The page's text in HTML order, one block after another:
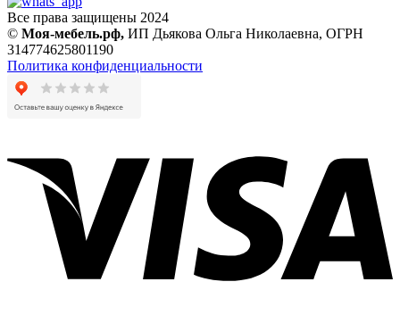
Все права защищены 2024
© Моя-мебель.рф, ИП Дьякова Ольга Николаевна, ОГРН
314774625801190
Политика конфиденциальности